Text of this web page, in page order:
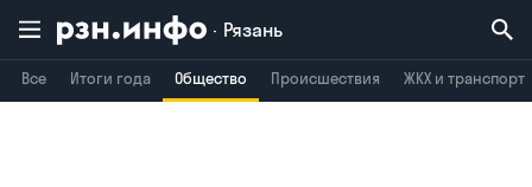
Рязань
Все Итоги года Общество Происшествия ЖКХ и транспорт
Воронеж Брянск